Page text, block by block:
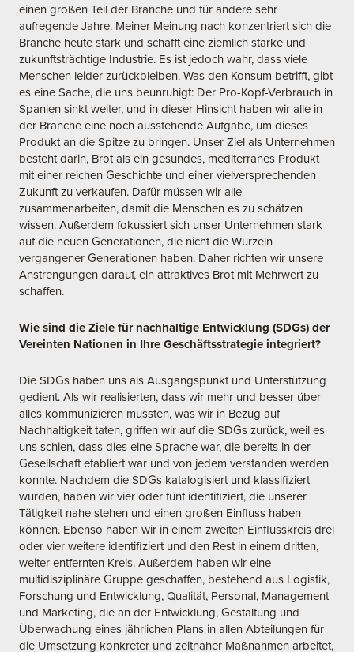
einen großen Teil der Branche und für andere sehr
aufregende Jahre. Meiner Meinung nach konzentriert sich die
Branche heute stark und schafft eine ziemlich starke und
zukunftsträchtige Industrie. Es ist jedoch wahr, dass viele
Menschen leider zurückbleiben. Was den Konsum betrifft, gibt
es eine Sache, die uns beunruhigt: Der Pro-Kopf-Verbrauch in
Spanien sinkt weiter, und in dieser Hinsicht haben wir alle in
der Branche eine noch ausstehende Aufgabe, um dieses
Produkt an die Spitze zu bringen. Unser Ziel als Unternehmen
besteht darin, Brot als ein gesundes, mediterranes Produkt
mit einer reichen Geschichte und einer vielversprechenden
Zukunft zu verkaufen. Dafür müssen wir alle
zusammenarbeiten, damit die Menschen es zu schätzen
wissen. Außerdem fokussiert sich unser Unternehmen stark
auf die neuen Generationen, die nicht die Wurzeln
vergangener Generationen haben. Daher richten wir unsere
Anstrengungen darauf, ein attraktives Brot mit Mehrwert zu
schaffen.
Wie sind die Ziele für nachhaltige Entwicklung (SDGs) der
Vereinten Nationen in Ihre Geschäftsstrategie integriert?
Die SDGs haben uns als Ausgangspunkt und Unterstützung
gedient. Als wir realisierten, dass wir mehr und besser über
alles kommunizieren mussten, was wir in Bezug auf
Nachhaltigkeit taten, griffen wir auf die SDGs zurück, weil es
uns schien, dass dies eine Sprache war, die bereits in der
Gesellschaft etabliert war und von jedem verstanden werden
konnte. Nachdem die SDGs katalogisiert und klassifiziert
wurden, haben wir vier oder fünf identifiziert, die unserer
Tätigkeit nahe stehen und einen großen Einfluss haben
können. Ebenso haben wir in einem zweiten Einflusskreis drei
oder vier weitere identifiziert und den Rest in einem dritten,
weiter entfernten Kreis. Außerdem haben wir eine
multidisziplinäre Gruppe geschaffen, bestehend aus Logistik,
Forschung und Entwicklung, Qualität, Personal, Management
und Marketing, die an der Entwicklung, Gestaltung und
Überwachung eines jährlichen Plans in allen Abteilungen für
die Umsetzung konkreter und zeitnaher Maßnahmen arbeitet,